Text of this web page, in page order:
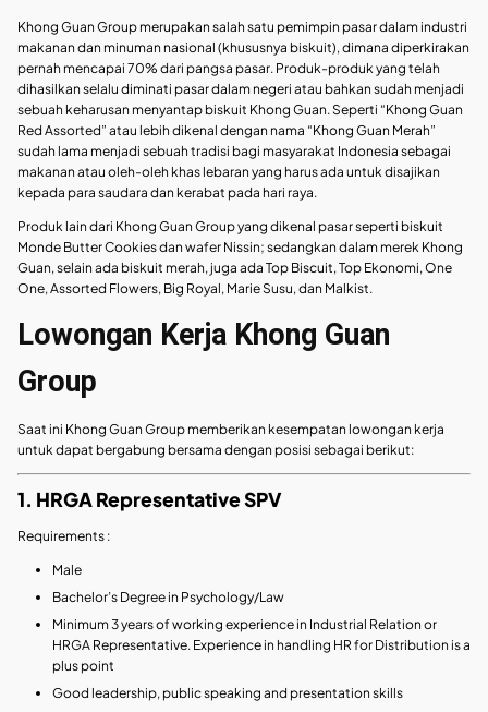
Khong Guan Group merupakan salah satu pemimpin pasar dalam industri
makanan dan minuman nasional (khususnya biskuit), dimana diperkirakan
pernah mencapai 70% dari pangsa pasar. Produk-produk yang telah
dihasilkan selalu diminati pasar dalam negeri atau bahkan sudah menjadi
sebuah keharusan menyantap biskuit Khong Guan. Seperti “Khong Guan
Red Assorted” atau lebih dikenal dengan nama “Khong Guan Merah”
sudah lama menjadi sebuah tradisi bagi masyarakat Indonesia sebagai
makanan atau oleh-oleh khas lebaran yang harus ada untuk disajikan
kepada para saudara dan kerabat pada hari raya.
Produk lain dari Khong Guan Group yang dikenal pasar seperti biskuit
Monde Butter Cookies dan wafer Nissin; sedangkan dalam merek Khong
Guan, selain ada biskuit merah, juga ada Top Biscuit, Top Ekonomi, One
One, Assorted Flowers, Big Royal, Marie Susu, dan Malkist.
Lowongan Kerja Khong Guan
Group
Saat ini Khong Guan Group memberikan kesempatan lowongan kerja
untuk dapat bergabung bersama dengan posisi sebagai berikut:
1. HRGA Representative SPV
Requirements :
Male
Bachelor’s Degree in Psychology/Law
Minimum 3 years of working experience in Industrial Relation or
HRGA Representative. Experience in handling HR for Distribution is a
plus point
Good leadership, public speaking and presentation skills